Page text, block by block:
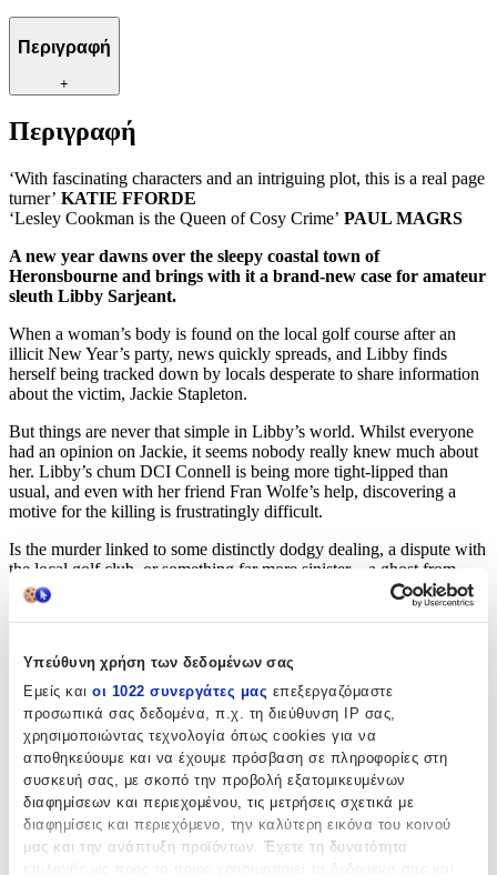
Υπεύθυνη χρήση των δεδομένων σας
Εμείς και οι 1022 συνεργάτες μας επεξεργαζόμαστε
προσωπικά σας δεδομένα, π.χ. τη διεύθυνση IP σας,
χρησιμοποιώντας τεχνολογία όπως cookies για να
αποθηκεύουμε και να έχουμε πρόσβαση σε πληροφορίες στη
συσκευή σας, με σκοπό την προβολή εξατομικευμένων
διαφημίσεων και περιεχομένου, τις μετρήσεις σχετικά με
διαφημίσεις και περιεχόμενο, την καλύτερη εικόνα του κοινού
μας και την ανάπτυξη προϊόντων. Έχετε τη δυνατότητα
Περιγραφή
+
Περιγραφή
‘With fascinating characters and an intriguing plot, this is a real page
turner’ KATIE FFORDE
‘Lesley Cookman is the Queen of Cosy Crime’ PAUL MAGRS
A new year dawns over the sleepy coastal town of
Heronsbourne and brings with it a brand-new case for amateur
sleuth Libby Sarjeant.
When a woman’s body is found on the local golf course after an
illicit New Year’s party, news quickly spreads, and Libby finds
herself being tracked down by locals desperate to share information
about the victim, Jackie Stapleton.
But things are never that simple in Libby’s world. Whilst everyone
had an opinion on Jackie, it seems nobody really knew much about
her. Libby’s chum DCI Connell is being more tight-lipped than
usual, and even with her friend Fran Wolfe’s help, discovering a
motive for the killing is frustratingly difficult.
Is the murder linked to some distinctly dodgy dealing, a dispute with
the local golf club, or something far more sinister – a ghost from
Libby’s past?
Gripping and unputdownable, Murder After Midnight is the
Lesley Cookman. Perfect for fans of Faith Martin, J. R. Ellis
and LJ Ross.
Readers LOVE the Libby Sarjeant series:
‘I’ve read all of the books in this series and love them all’ 5* Reader
Review
‘Just can’t get enough of reading about Libby and her friends’
5* Reader Review